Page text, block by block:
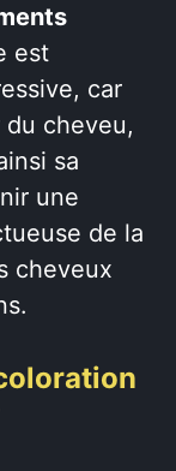
est
car
du cheveu,
sa
une
de la
cheveux